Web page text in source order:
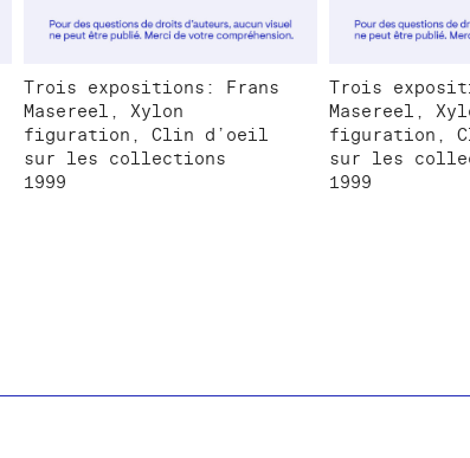
Trois expositions: Frans
Masereel, Xylon
figuration, Clin d’oeil
sur les collections
1999
Trois
Masereel,
figuration,
sur les
1999